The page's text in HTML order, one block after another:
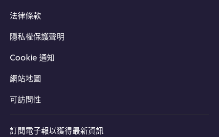
法律條款
隱私權保護聲明
Cookie 通知
網站地圖
可訪問性
訂閱電子報以獲得最新資訊